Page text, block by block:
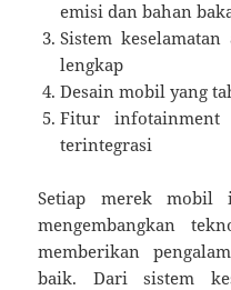
emisi dan bahan
Sistem
lengkap
Desain mobil yang
Fitur infotainment
terintegrasi
Setiap merek mobil
mengembangkan
memberikan
baik. Dari sistem